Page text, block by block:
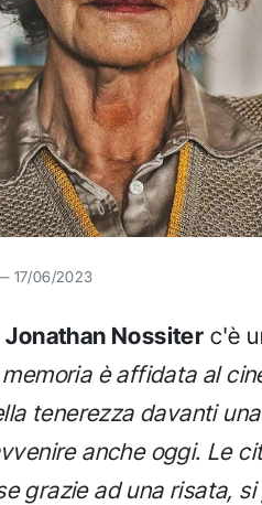
17/06/2023
Jonathan Nossiter c'è
memoria è affidata al
tenerezza davanti
anche oggi. Le
grazie ad una risata,